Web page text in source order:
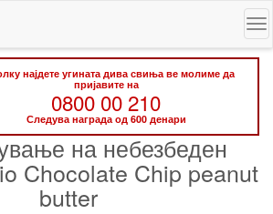
најдете угината дива свиња ве молиме да
пријавите на
0800 00 210
Следува награда од 600 денари
на небезбеден
Chocolate Chip peanut
butter